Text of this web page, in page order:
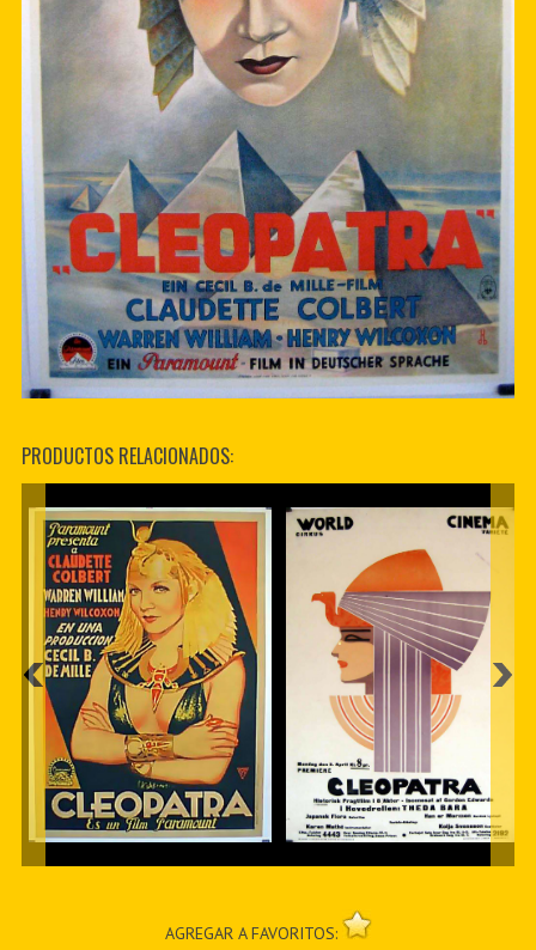
PRODUCTOS RELACIONADOS:
AGREGAR A FAVORITOS: